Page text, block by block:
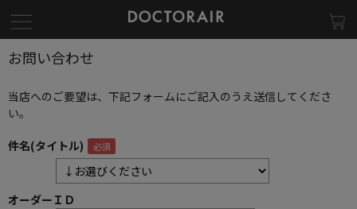
お問い合わせ
当店へのご要望は、下記フォームにご記入のうえ送信してくださ
い。
件名(タイトル)
オーダーＩＤ